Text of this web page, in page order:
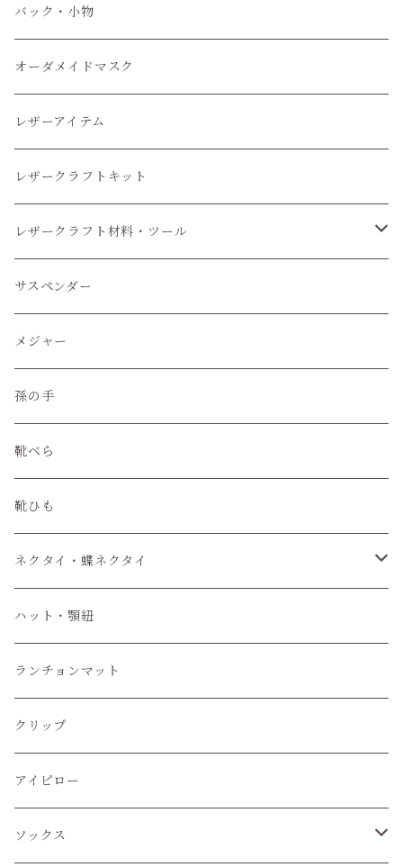
小物
バック・小物
オーダメイドマスク
レザーアイテム
レザークラフトキット
レザークラフト材料・ツール
レザークラフトツール
レザークラフト材料
サスペンダー
メジャー
孫の手
靴べら
靴ひも
ネクタイ・蝶ネクタイ
ワンタッチネクタイ
蝶ネクタイ
ハット・顎紐
ランチョンマット
クリップ
アイピロー
ソックス